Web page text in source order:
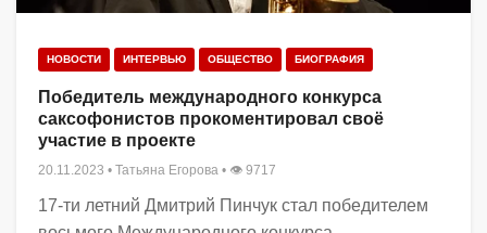
НОВОСТИ ИНТЕРВЬЮ ОБЩЕСТВО БИОГРАФИЯ
Победитель международного конкурса
саксофонистов прокоментировал своё
участие в проекте
20.11.2023 • Татьяна Егорова • 👁 9717
17-ти летний Дмитрий Пинчук стал победителем